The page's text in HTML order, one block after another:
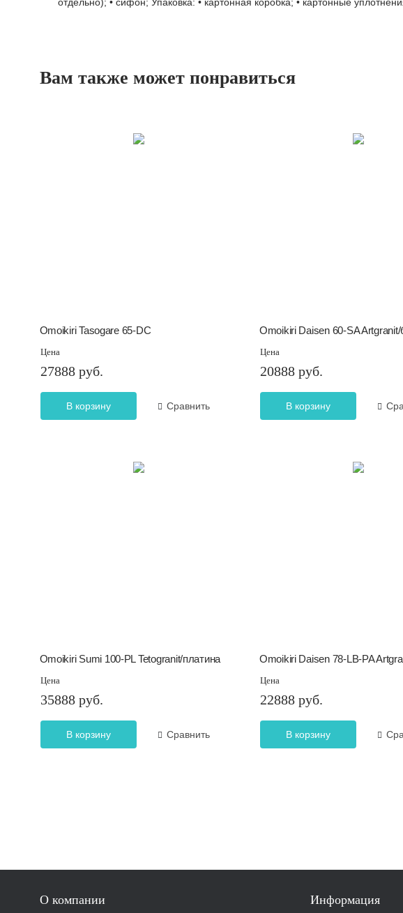
Вам также может понравиться
Omoikiri Tasogare 65-DC
Цена
27888 руб.
В корзину Сравнить
Omoikiri Daisen 60-SA
Цена
20888 руб.
В корзину
Omoikiri Sumi 100-PL Tetogranit/платина
Цена
35888 руб.
В корзину Сравнить
Omoikiri Daisen 78-LB-PA
Цена
22888 руб.
В корзину
О компании Информация